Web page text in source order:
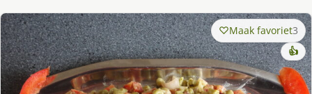
Maak favoriet3
👍